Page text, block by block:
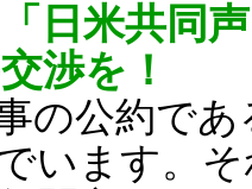
日米共同
渉を！
の公約であ
います。